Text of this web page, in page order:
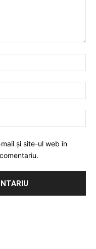
și site-ul web în